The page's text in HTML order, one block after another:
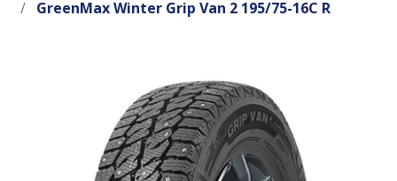
GreenMax Winter Grip Van 2 195/75-16C R